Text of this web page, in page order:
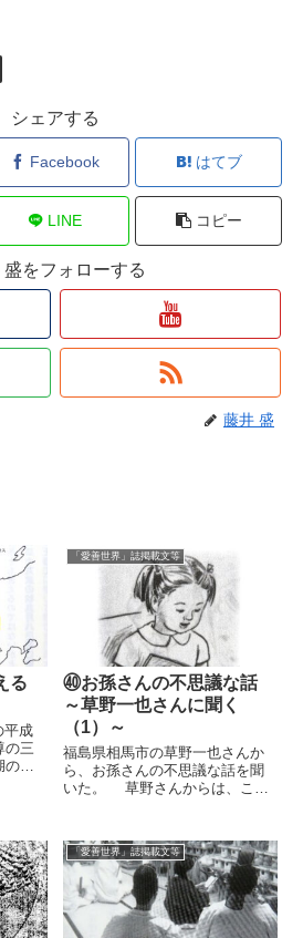
シェアする
Facebook はてブ
LINE コピー
盛をフォローする
藤井 盛
る
成
の三
竹
生
「愛善世界」誌掲載文等
㊵お孫さんの不思議な話
～草野一也さんに聞く
（1）～
福島県相馬市の草野一也さんか
ら、お孫さんの不思議な話を聞
いた。 草野さんからは、これ
『愛善世界』誌（平成二十八年
九月号、令和二年三月号）に掲
載されている。今回は、現在二
十歳のお孫さん...
「愛善世界」誌掲載文等